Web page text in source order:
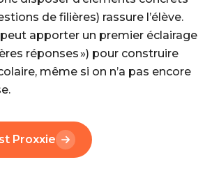
de filières) rassure l’élève.
apporter un premier éclairage
réponses ») pour construire
même si on n’a pas encore
Proxxie